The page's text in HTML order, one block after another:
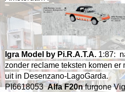
Igra Model by Pi.R.A.T.A. 1:87:
zonder reclame teksten komen er
uit in Desenzano-LagoGarda.
PI6618053Alfa F20nfurgone